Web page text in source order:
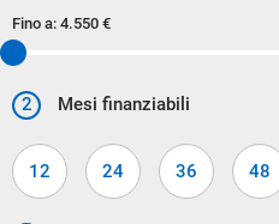
i nostri tecnici verificano con
ogni vettura, incluso i segni di
all eta' .
imperfezioni che il veicolo
Fino a: 4.550 €
2 Mesi finanziabili
12 24 36 48